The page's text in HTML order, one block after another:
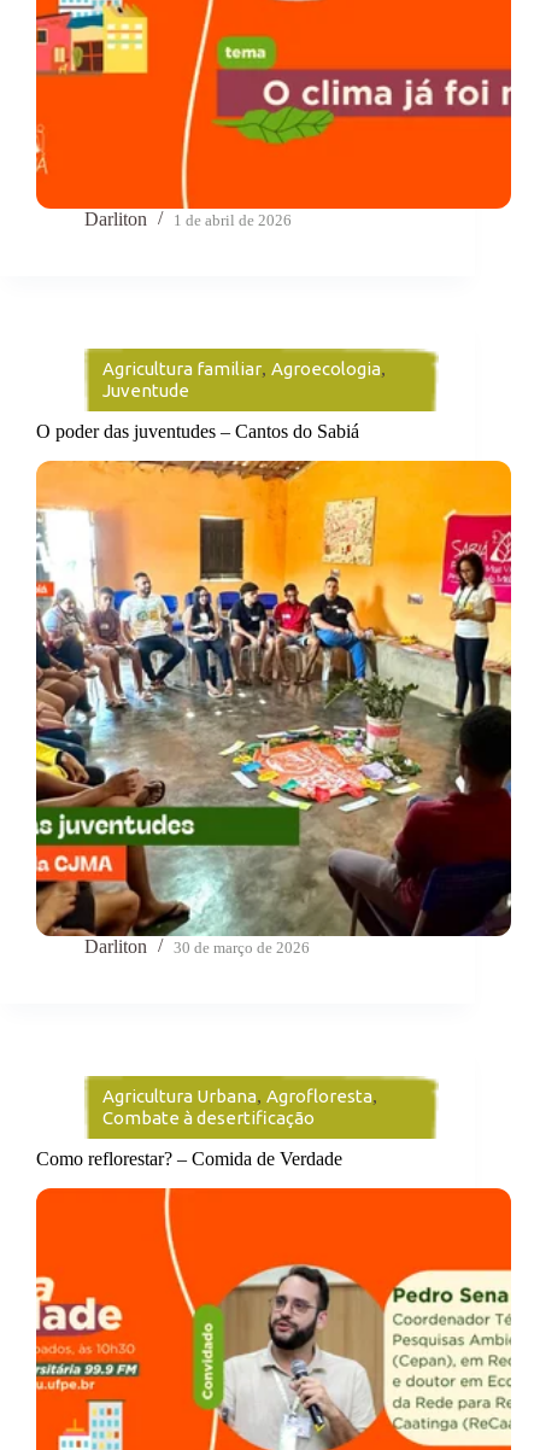
Darliton 1 de abril de 2026
Agricultura familiar, Agroecologia,
Juventude
O poder das juventudes – Cantos do Sabiá
Darliton 30 de março de 2026
Agricultura Urbana, Agrofloresta,
Combate à desertificação
Como reflorestar? – Comida de Verdade